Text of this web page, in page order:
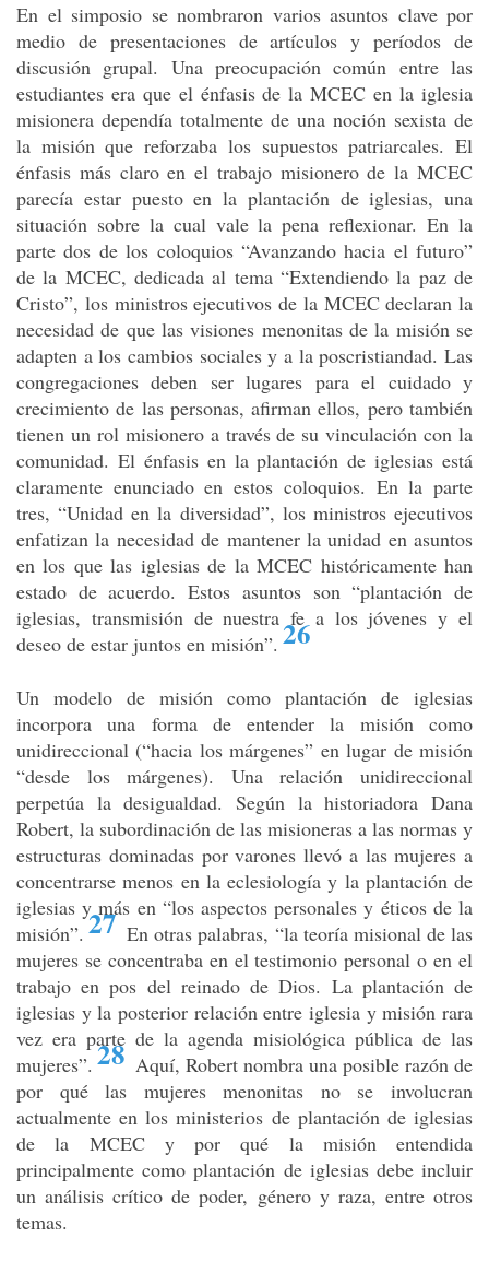
En el simposio se nombraron varios asuntos clave por
medio de presentaciones de artículos y períodos de
discusión grupal. Una preocupación común entre las
estudiantes era que el énfasis de la MCEC en la iglesia
misionera dependía totalmente de una noción sexista de
la misión que reforzaba los supuestos patriarcales. El
énfasis más claro en el trabajo misionero de la MCEC
parecía estar puesto en la plantación de iglesias, una
situación sobre la cual vale la pena reflexionar. En la
parte dos de los coloquios “Avanzando hacia el futuro”
de la MCEC, dedicada al tema “Extendiendo la paz de
Cristo”, los ministros ejecutivos de la MCEC declaran la
necesidad de que las visiones menonitas de la misión se
adapten a los cambios sociales y a la poscristiandad. Las
congregaciones deben ser lugares para el cuidado y
crecimiento de las personas, afirman ellos, pero también
tienen un rol misionero a través de su vinculación con la
comunidad. El énfasis en la plantación de iglesias está
claramente enunciado en estos coloquios. En la parte
tres, “Unidad en la diversidad”, los ministros ejecutivos
enfatizan la necesidad de mantener la unidad en asuntos
en los que las iglesias de la MCEC históricamente han
estado de acuerdo. Estos asuntos son “plantación de
iglesias, transmisión de nuestra fe a los jóvenes y el
deseo de estar juntos en misión”. 26
Un modelo de misión como plantación de iglesias
incorpora una forma de entender la misión como
unidireccional (“hacia los márgenes” en lugar de misión
“desde los márgenes). Una relación unidireccional
perpetúa la desigualdad. Según la historiadora Dana
Robert, la subordinación de las misioneras a las normas y
estructuras dominadas por varones llevó a las mujeres a
concentrarse menos en la eclesiología y la plantación de
iglesias y más en “los aspectos personales y éticos de la
misión”. 27 En otras palabras, “la teoría misional de las
mujeres se concentraba en el testimonio personal o en el
trabajo en pos del reinado de Dios. La plantación de
iglesias y la posterior relación entre iglesia y misión rara
vez era parte de la agenda misiológica pública de las
mujeres”. 28 Aquí, Robert nombra una posible razón de
por qué las mujeres menonitas no se involucran
actualmente en los ministerios de plantación de iglesias
de la MCEC y por qué la misión entendida
principalmente como plantación de iglesias debe incluir
un análisis crítico de poder, género y raza, entre otros
temas.